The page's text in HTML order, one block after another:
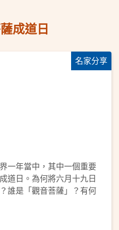
成道日
名家分享
年當中，其中一個重要
日。為何將六月十九日
誰是「觀音菩薩」？有何